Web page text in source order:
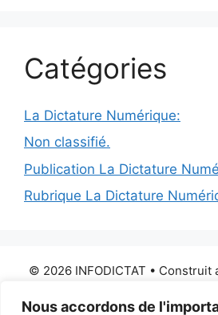
Nous accordons de
Catégories
La Dictature Numérique:
Non classifié.
Publication La Dictature
Rubrique La Dictature
© 2026 INFODICTAT • Construit